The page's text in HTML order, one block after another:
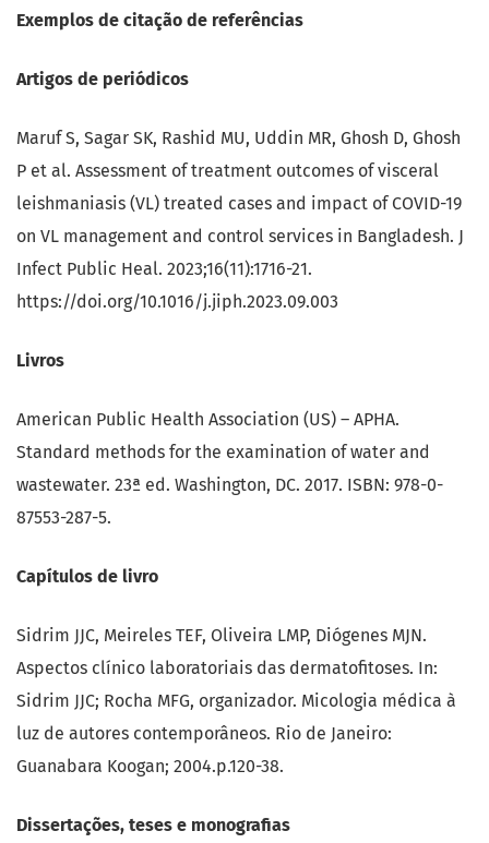
Exemplos de citação de referências
Artigos de periódicos
Maruf S, Sagar SK, Rashid MU, Uddin MR, Ghosh D, Ghosh
P et al. Assessment of treatment outcomes of visceral
leishmaniasis (VL) treated cases and impact of COVID-19
on VL management and control services in Bangladesh. J
Infect Public Heal. 2023;16(11):1716-21.
https://doi.org/10.1016/j.jiph.2023.09.003
Livros
American Public Health Association (US) – APHA.
Standard methods for the examination of water and
wastewater. 23ª ed. Washington, DC. 2017. ISBN: 978-0-
87553-287-5.
Capítulos de livro
Sidrim JJC, Meireles TEF, Oliveira LMP, Diógenes MJN.
Aspectos clínico laboratoriais das dermatofitoses. In:
Sidrim JJC; Rocha MFG, organizador. Micologia médica à
luz de autores contemporâneos. Rio de Janeiro:
Guanabara Koogan; 2004.p.120-38.
Dissertações, teses e monografias